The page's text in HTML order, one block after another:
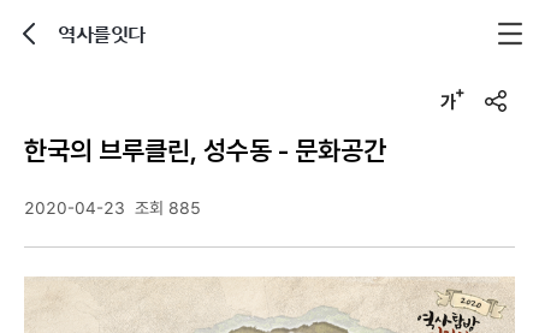
역사를잇다
u
한국의 브루클린, 성수동 - 문화공간
2020-04-23 조회 885